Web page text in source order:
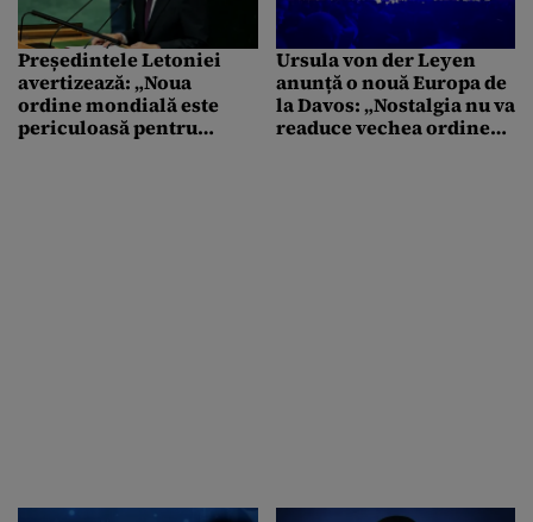
Președintele Letoniei
avertizează: „Noua
ordine mondială este
periculoasă pentru
Ursula von der Leyen
anunță o nouă Europa de
la Davos: „Nostalgia nu va
readuce vechea ordine